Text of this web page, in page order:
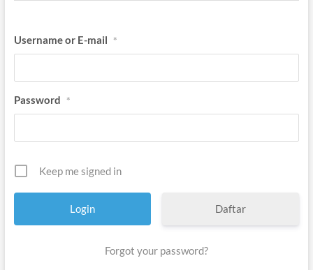
Username or E-mail *
Password *
Keep me signed in
Daftar
Forgot your password?